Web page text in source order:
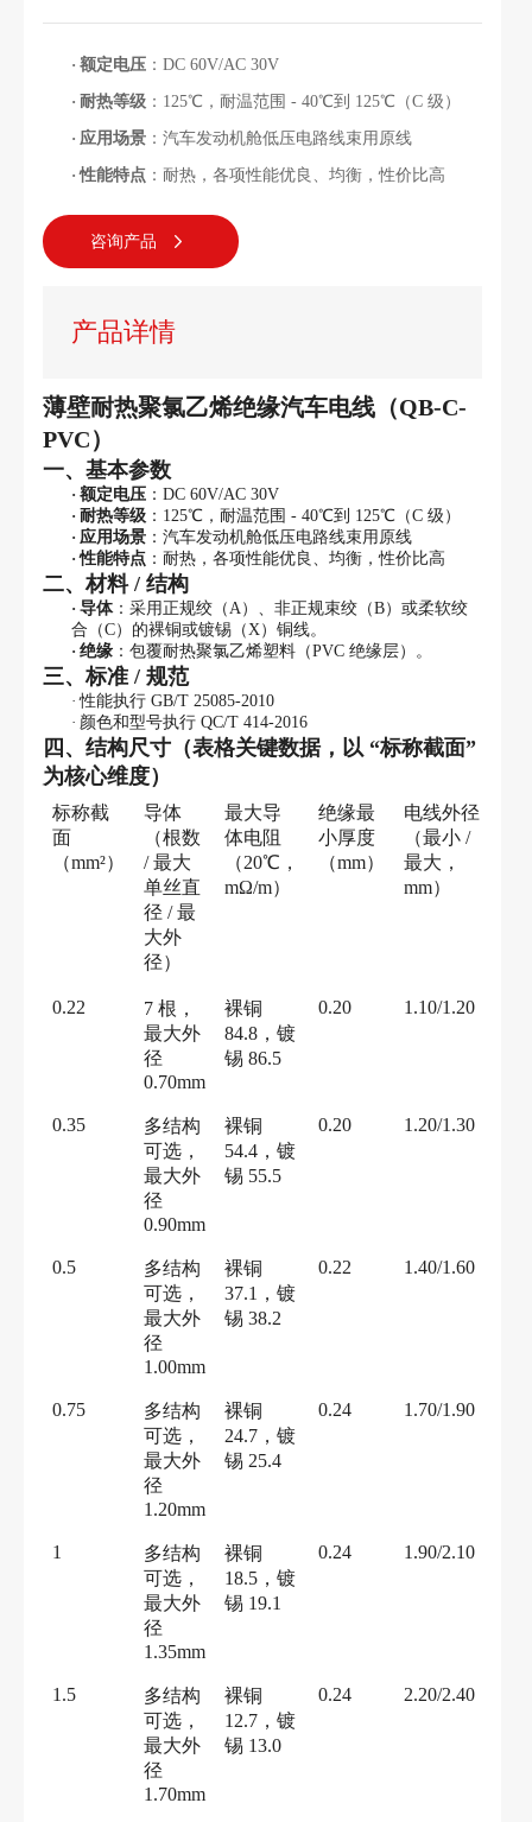
·额定电压 ：DC 60V/AC 30V
·耐热等级 ：125℃，耐温范围 - 40℃到 125℃（C 级）
· 应用场景 ：汽车发动机舱低压电路线束用原线
·性能特点 ：耐热，各项性能优良、均衡，性价比高
咨询产品
产品详情
薄壁耐热聚氯乙烯绝缘汽车电线（QB-C-
PVC）
一、基本参数
·额定电压 ：DC 60V/AC 30V
· 耐热等级 ： 125℃，耐温范围 - 40℃到 125℃（C 级）
· 应用场景 ：汽车发动机舱低压电路线束用原线
·性能特点 ：耐热，各项性能优良、均衡，性价比高
二、材料 / 结构
·导体：采用正规绞（ A）、非正规束绞（B）或柔软绞
合（C）的裸铜或镀锡（X）铜线。
·绝缘 ：包覆耐热聚氯乙烯塑料（PVC 绝缘层）。
三、标准 / 规范
·性能执行 GB/T 25085-2010
· 颜色和型号执行 QC/T 414-2016
四、结构尺寸（表格关键数据，以 “标称截面”
为核心维度）
标称截
面
（mm²）
导体
（根数
/ 最大
单丝直
径 / 最
大外
径）
最大导
体电阻
（20℃，
mΩ/m）
绝缘最
小厚度
（mm）
电线外径
（最小 /
最大，
mm）
0.22
7 根，
最大外
径
0.70mm
裸铜
84.8，镀
锡 86.5
0.20 1.10/1.20
0.35
多结构
可选，
最大外
径
0.90mm
裸铜
54.4，镀
锡 55.5
0.20 1.20/1.30
0.5
多结构
可选，
最大外
径
1.00mm
裸铜
37.1，镀
锡 38.2
0.22 1.40/1.60
0.75
多结构
可选，
最大外
径
1.20mm
裸铜
24.7，镀
锡 25.4
0.24 1.70/1.90
1
多结构
可选，
最大外
径
1.35mm
裸铜
18.5，镀
锡 19.1
0.24 1.90/2.10
1.5
多结构
可选，
最大外
径
1.70mm
裸铜
12.7，镀
锡 13.0
0.24 2.20/2.40